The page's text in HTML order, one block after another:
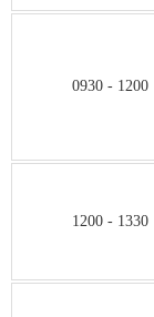
0930 - 1200
1200 - 1330